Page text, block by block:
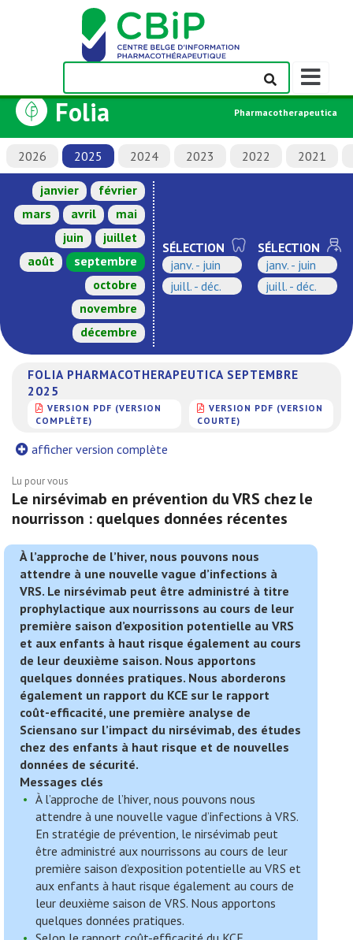
Afficher/
la
de
navigation
Folia Pharmacotherapeutica
2026 2025 2024 2023 2022 2021
janvier
février
mars
avril
mai
juin
juillet
août
septembre
octobre
novembre
décembre
SÉLECTION
janv. - juin
juill. - déc.
SÉLECTION
janv. - juin
juill. - déc.
FOLIA PHARMACOTHERAPEUTICA SEPTEMBRE
2025
VERSION PDF (VERSION
COMPLÈTE)
VERSION PDF (VERSION
COURTE)
afficher version complète
Lu pour vous
Le nirsévimab en prévention du VRS chez le
nourrisson : quelques données récentes
À l’approche de l’hiver, nous pouvons nous
attendre à une nouvelle vague d’infections à
VRS. Le nirsévimab peut être administré à titre
prophylactique aux nourrissons au cours de leur
première saison d’exposition potentielle au VRS
et aux enfants à haut risque également au cours
de leur deuxième saison. Nous apportons
quelques données pratiques. Nous aborderons
également un rapport du KCE sur le rapport
coût-efficacité, une première analyse de
Sciensano sur l’impact du nirsévimab, des études
chez des enfants à haut risque et de nouvelles
données de sécurité.
Messages clés​
À l’approche de l’hiver, nous pouvons nous
attendre à une nouvelle vague d’infections à VRS.
En stratégie de prévention, le nirsévimab peut
être administré aux nourrissons au cours de leur
première saison d’exposition potentielle au VRS et
aux enfants à haut risque également au cours de
leur deuxième saison de VRS. Nous apportons
quelques données pratiques.